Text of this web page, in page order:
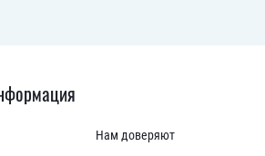
Нам доверяют